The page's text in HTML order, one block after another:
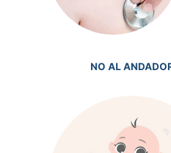
NO AL